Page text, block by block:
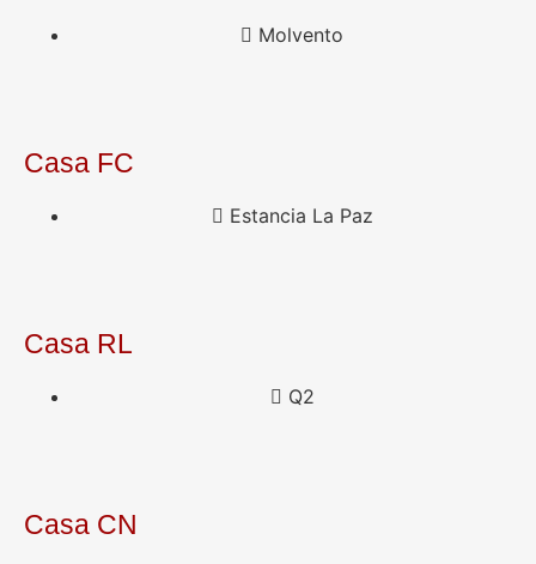
Molvento
Casa FC
Estancia La Paz
Casa RL
Q2
Casa CN